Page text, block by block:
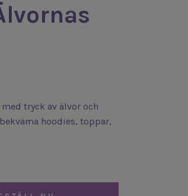
tryck av älvor och
hoodies, toppar,